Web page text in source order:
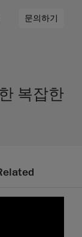
문의하기
복잡한